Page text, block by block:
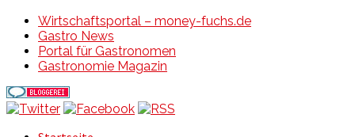
Wirtschaftsportal – money-fuchs.de
Gastro News
Portal für Gastronomen
Gastronomie Magazin